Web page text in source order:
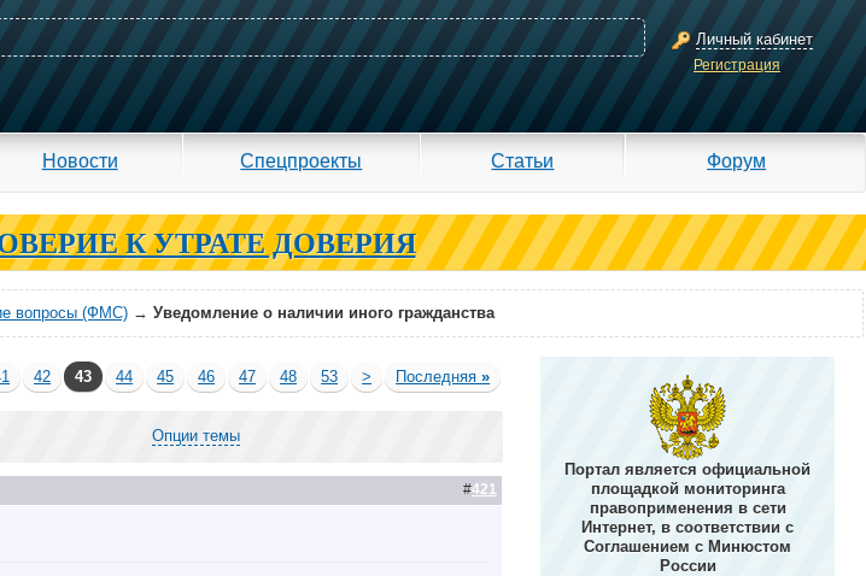
Личный кабинет
Регистрация
Новости Спецпроекты Статьи Форум
К УТРАТЕ ДОВЕРИЯ
вопросы (ФМС) → Уведомление о наличии иного гражданства
42 43 44 45 46 47 48 53 > Последняя»
Опции темы
#421
Портал является официальной
площадкой мониторинга
правоприменения в сети
Интернет, в соответствии с
Соглашением с Минюстом
России